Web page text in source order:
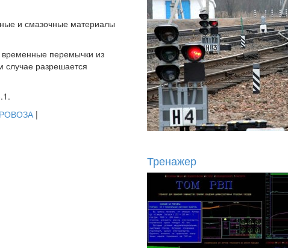
и смазочные материалы
временные перемычки из
случае разрешается
|
Тренажер